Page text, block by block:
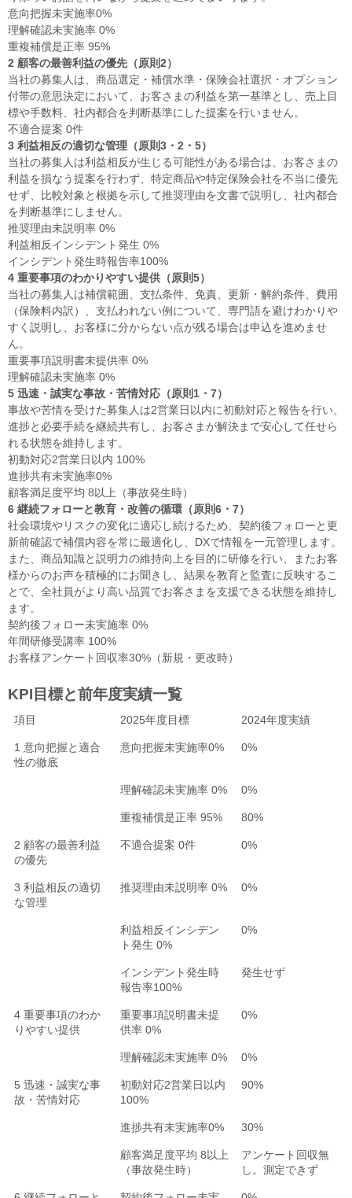
意向把握未実施率0%
理解確認未実施率 0%
重複補償是正率 95%
2 顧客の最善利益の優先（原則2）
当社の募集人は、商品選定・補償水準・保険会社選択・オプション
付帯の意思決定において、お客さまの利益を第一基準とし、売上目
標や手数料、社内都合を判断基準にした提案を行いません。
不適合提案 0件
3 利益相反の適切な管理（原則3・2・5）
当社の募集人は利益相反が生じる可能性がある場合は、お客さまの
利益を損なう提案を行わず、特定商品や特定保険会社を不当に優先
せず、比較対象と根拠を示して推奨理由を文書で説明し、社内都合
を判断基準にしません。
推奨理由未説明率 0%
利益相反インシデント発生 0%
インシデント発生時報告率100%
4 重要事項のわかりやすい提供（原則5）
当社の募集人は補償範囲、支払条件、免責、更新・解約条件、費用
（保険料内訳）、支払われない例について、専門語を避けわかりや
すく説明し、お客様に分からない点が残る場合は申込を進めませ
ん。
重要事項説明書未提供率 0%
理解確認未実施率 0%
5 迅速・誠実な事故・苦情対応（原則1・7）
事故や苦情を受けた募集人は2営業日以内に初動対応と報告を行い、
進捗と必要手続を継続共有し、お客さまが解決まで安心して任せら
れる状態を維持します。
初動対応2営業日以内 100%
進捗共有未実施率0%
顧客満足度平均 8以上（事故発生時）
6 継続フォローと教育・改善の循環（原則6・7）
社会環境やリスクの変化に適応し続けるため、契約後フォローと更
新前確認で補償内容を常に最適化し、DXで情報を一元管理します。
また、商品知識と説明力の維持向上を目的に研修を行い、またお客
様からのお声を積極的にお聞きし、結果を教育と監査に反映するこ
とで、全社員がより高い品質でお客さまを支援できる状態を維持し
ます。
契約後フォロー未実施率 0%
年間研修受講率 100%
お客様アンケート回収率30%（新規・更改時）
KPI目標と前年度実績一覧
項目 2025年度目標 2024年度実績
1 意向把握と適合
性の徹底
意向把握未実施率0% 0%
理解確認未実施率 0% 0%
重複補償是正率 95% 80%
2 顧客の最善利益
の優先
不適合提案 0件 0%
3 利益相反の適切
な管理
推奨理由未説明率 0% 0%
利益相反インシデン
ト発生 0%
0%
インシデント発生時
報告率100%
発生せず
4 重要事項のわか
りやすい提供
重要事項説明書未提
供率 0%
0%
理解確認未実施率 0% 0%
5 迅速・誠実な事
故・苦情対応
初動対応2営業日以内
100%
90%
進捗共有未実施率0% 30%
顧客満足度平均 8以上
（事故発生時）
アンケート回収無
し。測定できず